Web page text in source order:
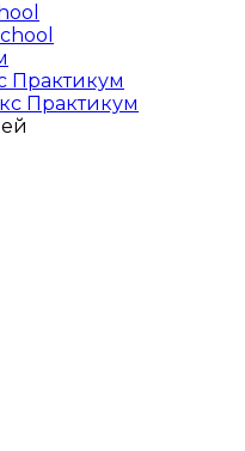
Практикум
Практикум